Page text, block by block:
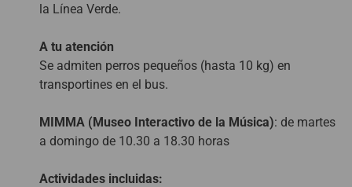
la Línea Verde.
A tu atención
Se admiten perros pequeños (hasta 10 kg) en
transportines en el bus.
MIMMA (Museo Interactivo de la Música): de martes
a domingo de 10.30 a 18.30 horas
Actividades incluidas: